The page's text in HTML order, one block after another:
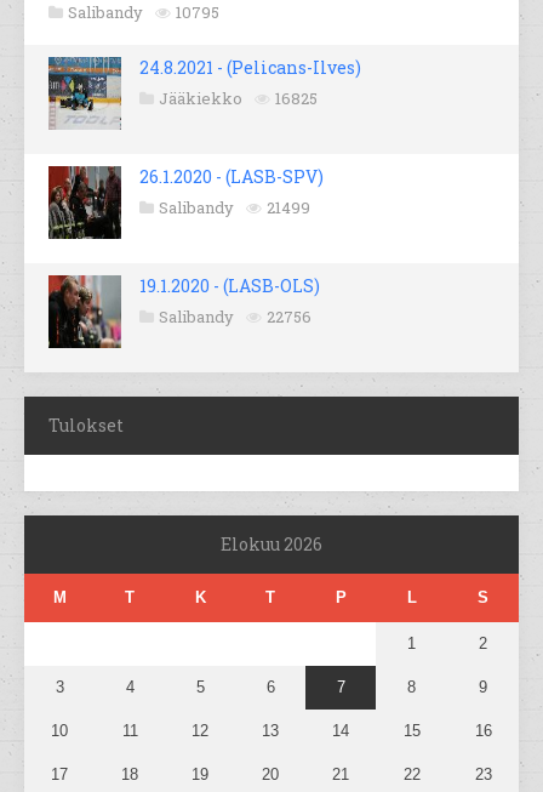
Salibandy 10795
24.8.2021 - (Pelicans-Ilves)
Jääkiekko 16825
26.1.2020 - (LASB-SPV)
Salibandy 21499
19.1.2020 - (LASB-OLS)
Salibandy 22756
Tulokset
Elokuu 2026
M T K T P L S
1 2
3 4 5 6 7 8 9
10 11 12 13 14 15 16
17 18 19 20 21 22 23